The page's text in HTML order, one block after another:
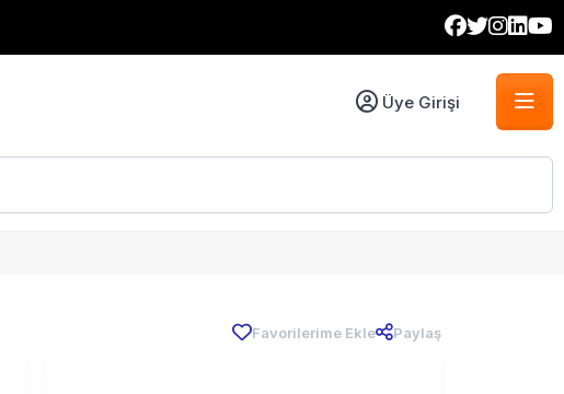
Üye Girişi
Favorilerime Ekle Paylaş